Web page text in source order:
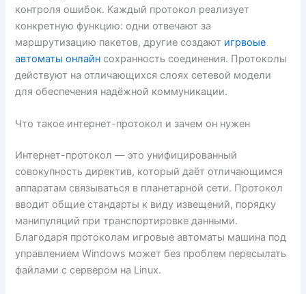
контроля ошибок. Каждый протокол реализует
конкретную функцию: одни отвечают за
маршрутизацию пакетов, другие создают игрвоые
автоматы онлайн сохранность соединения. Протоколы
действуют на отличающихся слоях сетевой модели
для обеспечения надёжной коммуникации.
Что такое интернет-протокол и зачем он нужен
Интернет-протокол — это унифицированный
совокупность директив, который даёт отличающимся
аппаратам связываться в планетарной сети. Протокол
вводит общие стандарты к виду извещений, порядку
манипуляций при транспортировке данными.
Благодаря протоколам игровые автоматы машина под
управлением Windows может без проблем пересылать
файлами с сервером на Linux.